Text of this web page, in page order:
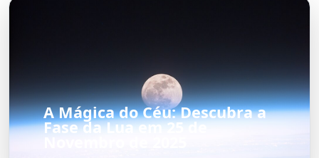
A Mágica do Céu: Descubra a
Fase da Lua em 25 de
Novembro de 2025